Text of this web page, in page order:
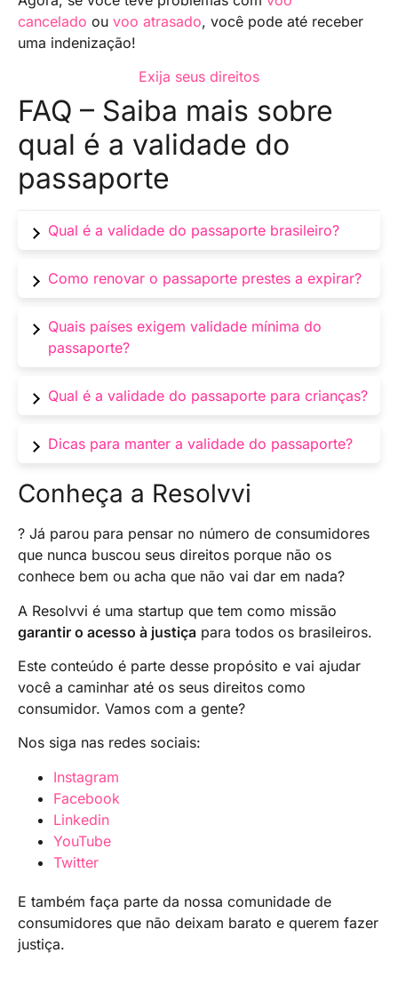
cancelado ou voo atrasado, você pode até receber
uma indenização!
Exija seus direitos
FAQ – Saiba mais sobre
qual é a validade do
passaporte
Qual é a validade do passaporte brasileiro?
A validade padrão é de 10 anos para adultos e
varia para menores de idade.
Como renovar o passaporte prestes a expirar?
Solicite a renovação online e agende um
atendimento na Polícia Federal.
Quais países exigem validade mínima do
passaporte?
Muitos países exigem que o passaporte tenha
pelo menos 6 meses de validade restante.
Qual é a validade do passaporte para crianças?
A validade varia de acordo com a idade da
criança, sendo menor do que a dos adultos.
Dicas para manter a validade do passaporte?
Sempre verifique a validade antes de viagens e
planeje a renovação com antecedência.
Conheça a Resolvvi
? Já parou para pensar no número de consumidores
que nunca buscou seus direitos porque não os
conhece bem ou acha que não vai dar em nada?
A Resolvvi é uma startup que tem como missão
garantir o acesso à justiça para todos os brasileiros.
Este conteúdo é parte desse propósito e vai ajudar
você a caminhar até os seus direitos como
consumidor. Vamos com a gente?
Nos siga nas redes sociais:
Instagram
Facebook
Linkedin
YouTube
Twitter
E também faça parte da nossa comunidade de
consumidores que não deixam barato e querem fazer
justiça.